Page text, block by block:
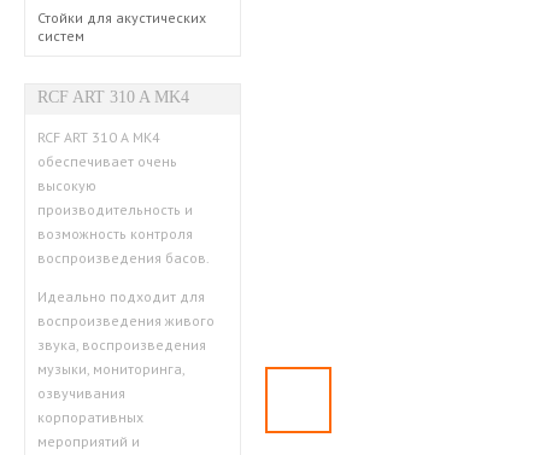
Стойки для акустических
систем
RCF ART 310 A MK4
RCF ART 310 A MK4
обеспечивает очень
высокую
производительность и
возможность контроля
воспроизведения басов.
Идеально подходит для
воспроизведения живого
звука, воспроизведения
музыки, мониторинга,
озвучивания
корпоративных
мероприятий и